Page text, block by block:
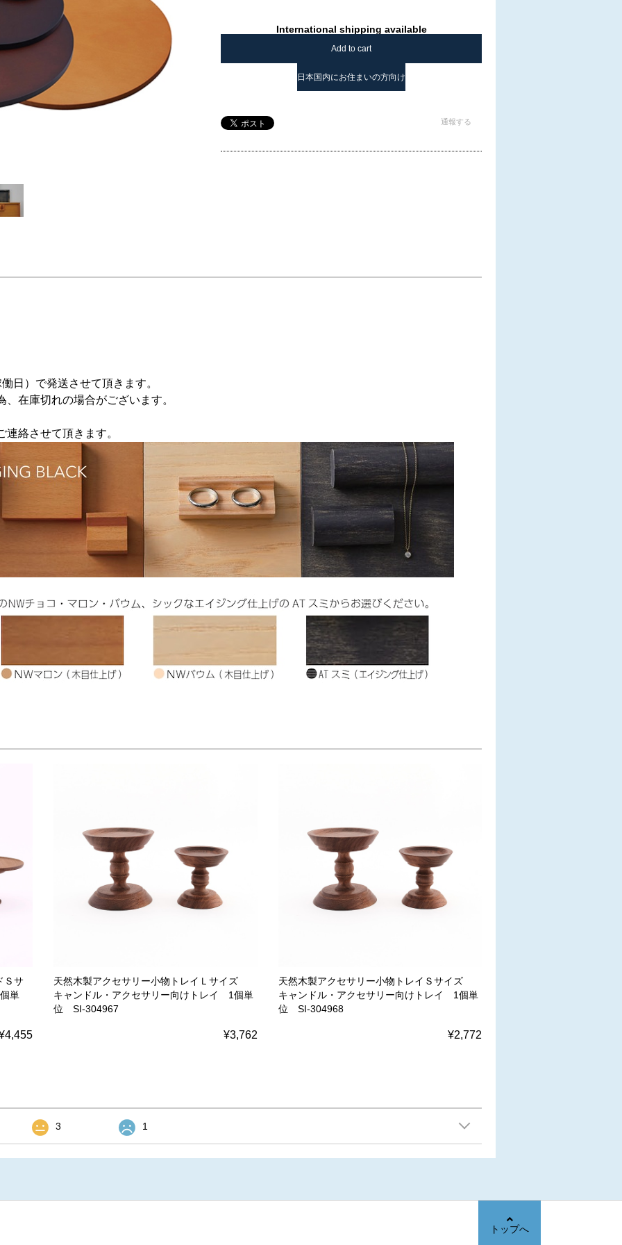
International shipping available
Add to cart
日本国内にお住まいの方向け
通報する
日）で発送させて頂きます。
在庫切れの場合がございます。
絡させて頂きます。
Ｓサ
単
天然木製アクセサリー小物トレイＬサイズ
キャンドル・アクセサリー向けトレイ 1個単
位 SI-304967
¥3,762
天然木製アクセサリー小物トレイＳサイズ
キャンドル・アクセサリー向けトレイ 1個単
位 SI-304968
¥2,772
3 1
トップへ